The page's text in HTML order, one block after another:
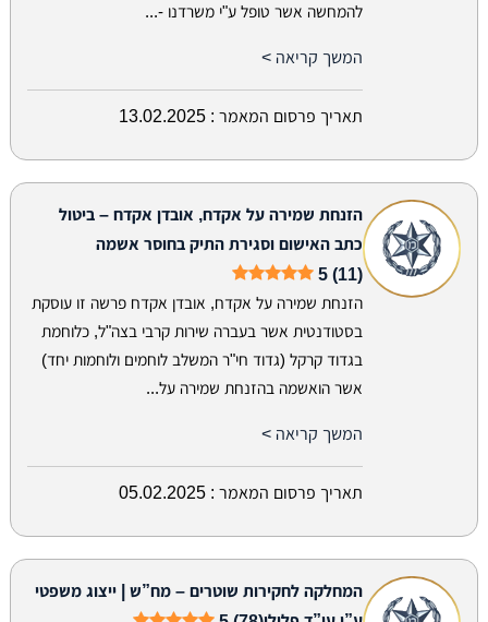
להמחשה אשר טופל ע"י משרדנו -...
המשך קריאה >
תאריך פרסום המאמר : 13.02.2025
הזנחת שמירה על אקדח, אובדן אקדח – ביטול
כתב האישום וסגירת התיק בחוסר אשמה
5 (11)
הזנחת שמירה על אקדח, אובדן אקדח פרשה זו עוסקת
בסטודנטית אשר בעברה שירות קרבי בצה"ל, כלוחמת
בגדוד קרקל (גדוד חי"ר המשלב לוחמים ולוחמות יחד)
אשר הואשמה בהזנחת שמירה על...
המשך קריאה >
תאריך פרסום המאמר : 05.02.2025
המחלקה לחקירות שוטרים – מח”ש | ייצוג משפטי